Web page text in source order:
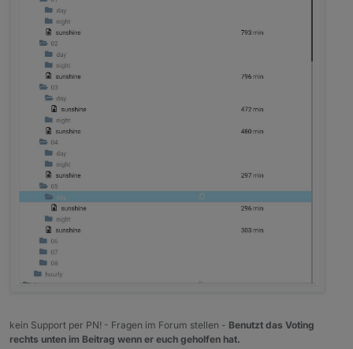
kein Support per PN! - Fragen im Forum stellen - Benutzt das Voting
rechts unten im Beitrag wenn er euch geholfen hat.